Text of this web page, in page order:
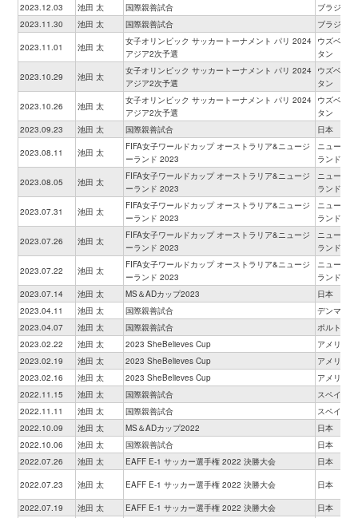
2023.12.03 池田 太 国際親善試合
ブラジル
2023.11.30
池田 太 国際親善試合 ブラジル
2023.11.01 池田 太
女子オリンピック サッカートーナメント パリ 2024
アジア2次予選
ウズベキス
タン
2023.10.29 池田 太
女子オリンピック サッカートーナメント パリ 2024
アジア2次予選
ウズベキス
タン
2023.10.26 池田 太
女子オリンピック サッカートーナメント パリ 2024
アジア2次予選
ウズベキス
タン
2023.09.23
池田 太 国際親善試合 日本
2023.08.11 池田 太
FIFA女子ワールドカップ オーストラリア&ニュージ
ーランド 2023
ニュージー
ランド
2023.08.05 池田 太
FIFA女子ワールドカップ オーストラリア&ニュージ
ーランド 2023
ニュージー
ランド
2023.07.31 池田 太
FIFA女子ワールドカップ オーストラリア&ニュージ
ーランド 2023
ニュージー
ランド
2023.07.26 池田 太
FIFA女子ワールドカップ オーストラリア&ニュージ
ーランド 2023
ニュージー
ランド
2023.07.22 池田 太
FIFA女子ワールドカップ オーストラリア&ニュージ
ーランド 2023
ニュージー
ランド
2023.07.14
池田 太 MS＆ADカップ2023
日本
2023.04.11
池田 太 国際親善試合
デンマーク
2023.04.07
池田 太 国際親善試合
ポルトガル
2023.02.22
池田 太 2023 SheBelieves Cup
アメリカ
2023.02.19
池田 太 2023 SheBelieves Cup
アメリカ
2023.02.16
池田 太 2023 SheBelieves Cup
アメリカ
2022.11.15
池田 太 国際親善試合
スペイン
2022.11.11
池田 太 国際親善試合
スペイン
2022.10.09
池田 太 MS＆ADカップ2022
日本
2022.10.06
池田 太 国際親善試合
日本
2022.07.26
池田 太 EAFF E-1 サッカー選手権 2022 決勝大会 日本
2022.07.23 池田 太 EAFF E-1 サッカー選手権 2022 決勝大会 日本
2022.07.19 池田 太 EAFF E-1 サッカー選手権 2022 決勝大会 日本